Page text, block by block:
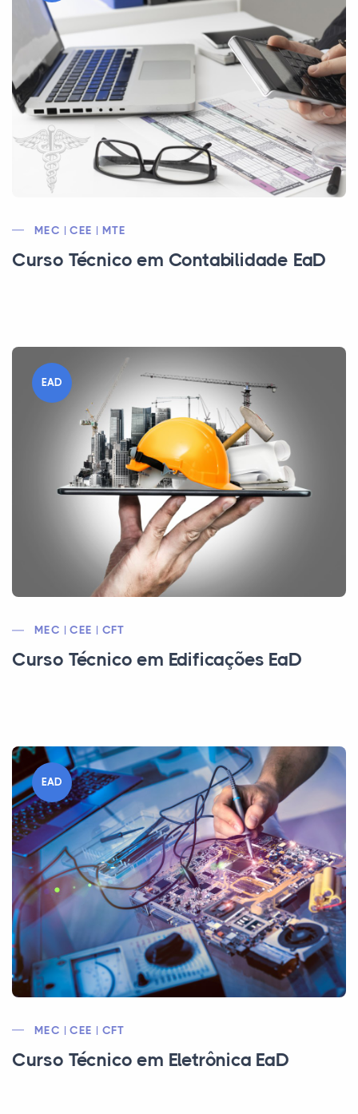
MEC | CEE | MTE
Curso Técnico em Contabilidade EaD
EAD
MEC | CEE | CFT
Curso Técnico em Edificações EaD
EAD
MEC | CEE | CFT
Curso Técnico em Eletrônica EaD